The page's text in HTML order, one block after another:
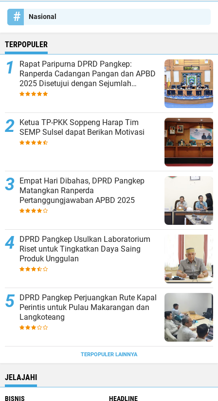
Nasional
TERPOPULER
Rapat Paripurna DPRD Pangkep:
Ranperda Cadangan Pangan dan APBD
2025 Disetujui dengan Sejumlah
Catatan
Ketua TP-PKK Soppeng Harap Tim
SEMP Sulsel dapat Berikan Motivasi
Empat Hari Dibahas, DPRD Pangkep
Matangkan Ranperda
Pertanggungjawaban APBD 2025
DPRD Pangkep Usulkan Laboratorium
Riset untuk Tingkatkan Daya Saing
Produk Unggulan
DPRD Pangkep Perjuangkan Rute Kapal
Perintis untuk Pulau Makarangan dan
Langkoteang
TERPOPULER LAINNYA
JELAJAHI
BISNIS HEADLINE